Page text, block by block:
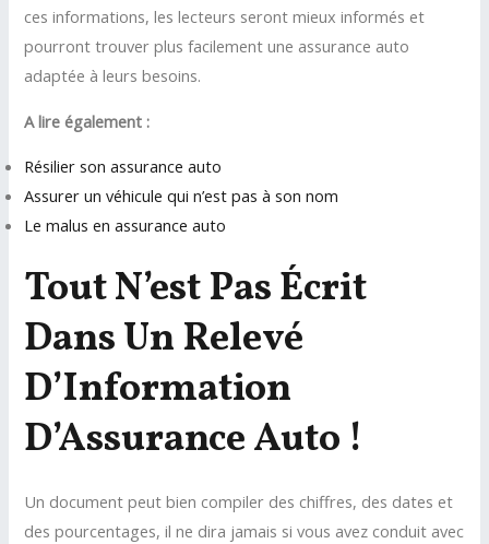
ces informations, les lecteurs seront mieux informés et
pourront trouver plus facilement une assurance auto
adaptée à leurs besoins.
A lire également :
Résilier son assurance auto
Assurer un véhicule qui n’est pas à son nom
Le malus en assurance auto
Tout N’est Pas Écrit
Dans Un Relevé
D’Information
D’Assurance Auto !
Un document peut bien compiler des chiffres, des dates et
des pourcentages, il ne dira jamais si vous avez conduit avec